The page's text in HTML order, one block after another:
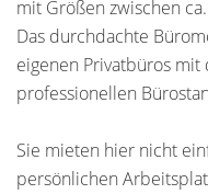
mit Größen zwischen
Das durchdachte
eigenen Privatbüros
professionellen
Sie mieten hier nicht
persönlichen